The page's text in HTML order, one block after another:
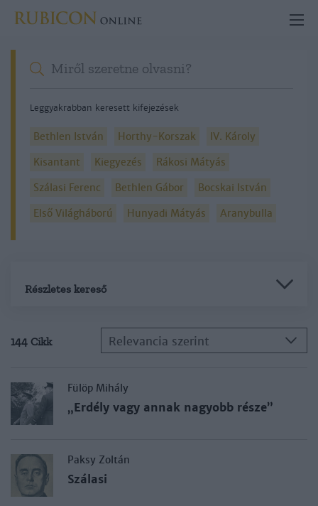
Leggyakrabban keresett kifejezések
Bethlen István Horthy-Korszak
IV. Károly
Kisantant
Kiegyezés
Rákosi Mátyás
Szálasi Ferenc
Bethlen Gábor
Bocskai István
Első Világháború
Hunyadi Mátyás Aranybulla
Részletes kereső
144 Cikk Relevancia szerint
Fülöp Mihály
„Erdély vagy annak nagyobb része”
Paksy Zoltán
Szálasi